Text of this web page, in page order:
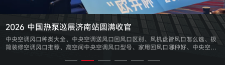
2026 中国热泵巡展济南站圆满收官
中央空调风口种类大全、中央空调送风口回风口区别、风机盘管风口怎么选、极
简装修空调风口推荐、高空间中央空调风口型号、家用回风口哪种好、中央空调